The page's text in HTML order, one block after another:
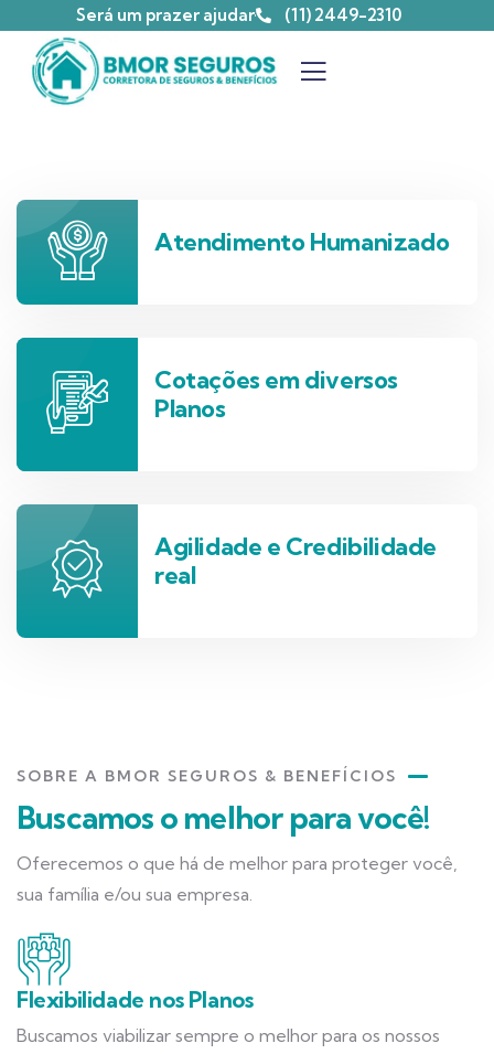
Será um prazer ajudar (11) 2449-2310
Atendimento Humanizado
Cotações em diversos
Planos
Agilidade e Credibilidade
real
SOBRE A BMOR SEGUROS & BENEFÍCIOS
Buscamos o melhor para você!
Oferecemos o que há de melhor para proteger você,
sua família e/ou sua empresa.
Flexibilidade nos Planos
Buscamos viabilizar sempre o melhor para os nossos